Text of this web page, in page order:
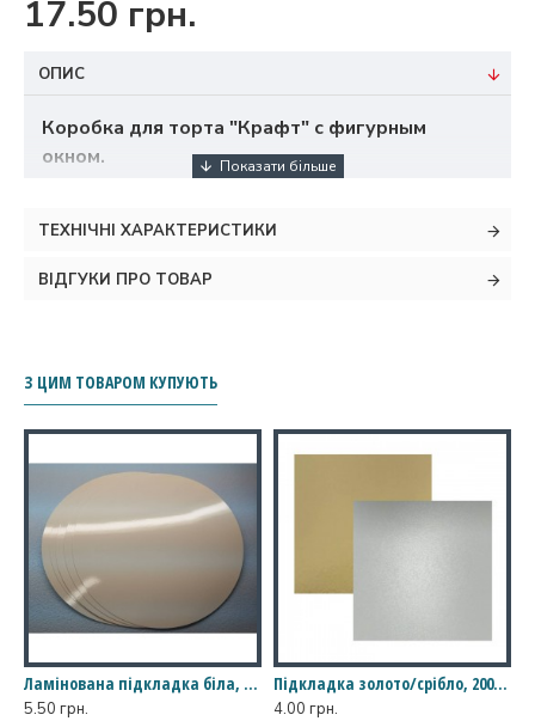
17.50 грн.
ОПИС
Коробка для торта "Крафт" с фигурным
окном.
длина - 20 см
высота - 9 см
ТЕХНІЧНІ ХАРАКТЕРИСТИКИ
ВІДГУКИ ПРО ТОВАР
З ЦИМ ТОВАРОМ КУПУЮТЬ
Ламінована підкладка біла, діаметр 200 мм
5.50 грн.
Підкладка золото/срібло, 200*200
4.00 грн.